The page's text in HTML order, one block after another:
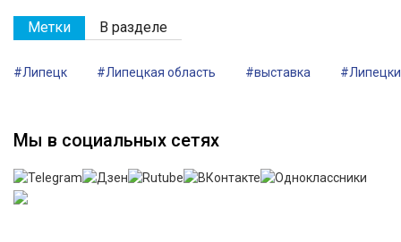
Метки В разделе
#Липецк #Липецкая область #выставка
Мы в социальных сетях